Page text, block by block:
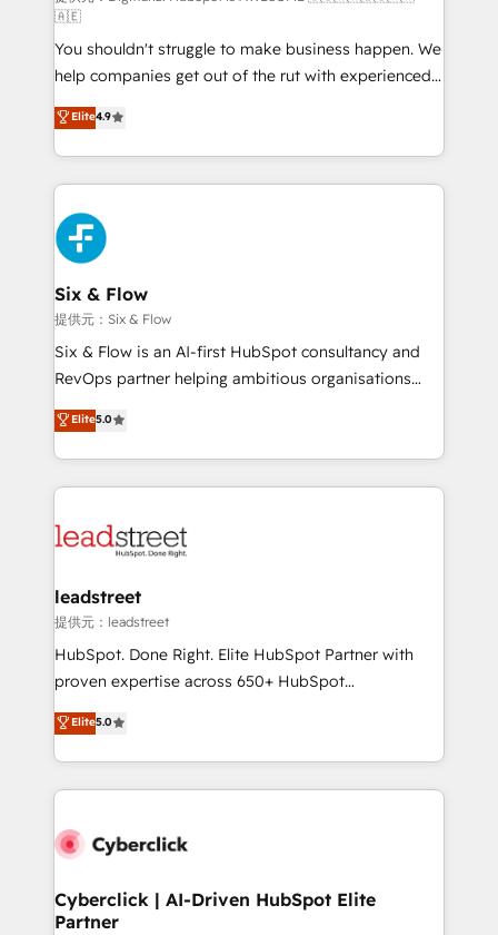
agencies ⚙️ The strongest technical ability and
integration capabilities 💼 Consultative, long-term
partners who will embed ourselves into your
business, processes and systems 🏢 We specialise in
working with mid-market and enterprise
organisations, global organisations and those with
complex use cases 🏆 CRM Implementation,
Platform Enablement, Custom Integration and
Onboarding Accredited 🔐 ISO27001 & ISO9001
Certified
🇦🇪
You shouldn't struggle to make business happen. We
help companies get out of the rut with experienced,
process-oriented teams implementing HubSpot
Marketing, Sales, Service, CMS and Operations Hub,
so selling and actually engaging with your customers
feels easy and pain-free. We are a top ranked
HubSpot Elite Partner, winner of Rookie of the Year
and Customer First Awards, 4.9/5 rating in HubSpot
Reviews and 4.9/5 rating in Clutch Reviews. Digifianz
helps the following industries: logistics & 3PL, home
improvement & construction, branding and
commercialization, real estate, health, education,
SaaS, Software Dev & IT and consulting, make the
the United States, EU, UAE, Mexico and Latin
America. From casual user to super fan: make
Elite4.9
Six & Flow
提供元：Six & Flow
Six & Flow is an AI-first HubSpot consultancy and
RevOps partner helping ambitious organisations
grow with clarity, confidence, and intelligence.
Operating across the UK, Netherlands, Ireland, and
Canada, we’ve delivered thousands of successful
HubSpot projects for mid-market and enterprise
combine HubSpot, data, and AI to design connected
and technology for predictable, scalable revenue
growth. Our expertise spans RevOps, CRM and data
architecture, AI enablement, and strategic marketing,
delivered through our proprietary FLAIR framework
Partner and ISO 27001:2022 certified consultancy,
we blend strategy, creativity, and technology to help
Elite5.0
leadstreet
提供元：leadstreet
HubSpot. Done Right. Elite HubSpot Partner with
proven expertise across 650+ HubSpot
implementations. With 12+ years of HubSpot
experience, we help you use the HubSpot platform
to its fullest capacity, improve your current HubSpot
website, or build your new one.
Elite5.0
Cyberclick | AI-Driven HubSpot Elite
Partner